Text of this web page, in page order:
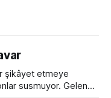
şikâyet etmeye
susmuyor. Gelen